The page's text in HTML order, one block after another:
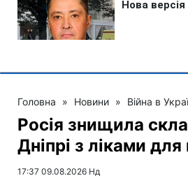
Головна » Новини » Війна в
Росія знищила
Дніпрі з ліками
17:37 09.08.2026 Нд